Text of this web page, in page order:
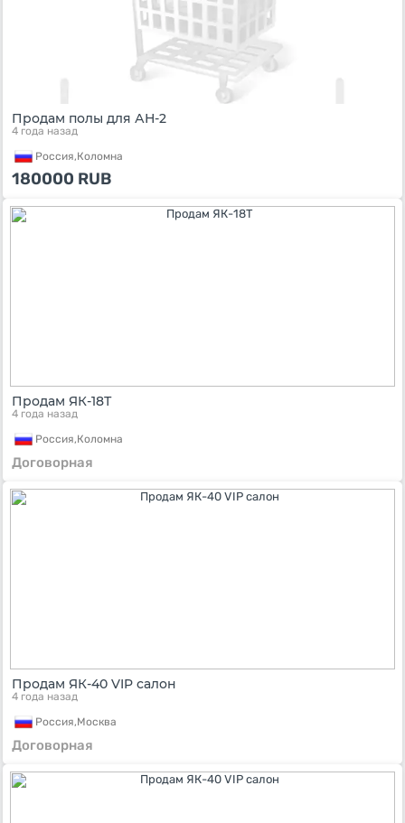
Продам полы для АН-2
4 года назад
Россия,Коломна
180000 RUB
Продам ЯК-18Т
4 года назад
Россия,Коломна
Договорная
Продам ЯК-40 VIP салон
4 года назад
Россия,Москва
Договорная